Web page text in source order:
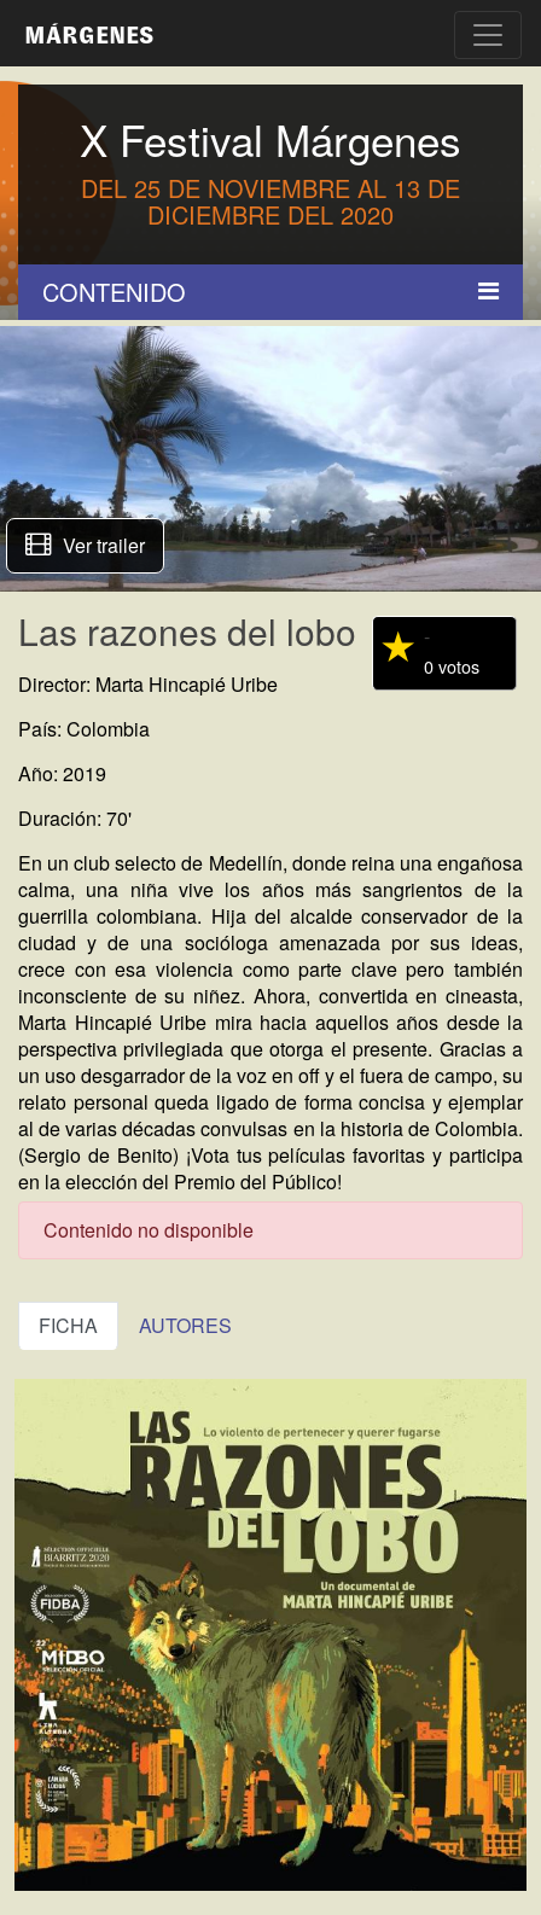
MÁRGENES
X Festival Márgenes
DEL 25 DE NOVIEMBRE AL 13 DE
DICIEMBRE DEL 2020
CONTENIDO
Ver trailer
-
0 votos
Las razones del lobo
Director: Marta Hincapié Uribe
País: Colombia
Año: 2019
Duración: 70'
En un club selecto de Medellín, donde reina una engañosa
calma, una niña vive los años más sangrientos de la
guerrilla colombiana. Hija del alcalde conservador de la
ciudad y de una socióloga amenazada por sus ideas,
crece con esa violencia como parte clave pero también
inconsciente de su niñez. Ahora, convertida en cineasta,
Marta Hincapié Uribe mira hacia aquellos años desde la
perspectiva privilegiada que otorga el presente. Gracias a
un uso desgarrador de la voz en off y el fuera de campo, su
relato personal queda ligado de forma concisa y ejemplar
al de varias décadas convulsas en la historia de Colombia.
(Sergio de Benito) ¡Vota tus películas favoritas y participa
en la elección del Premio del Público!
Contenido no disponible
FICHA AUTORES